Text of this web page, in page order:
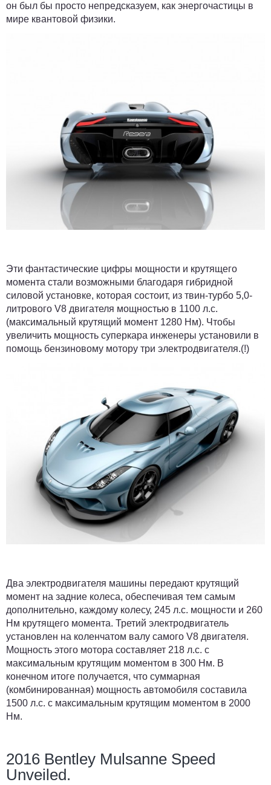
он был бы просто непредсказуем, как энергочастицы в
мире квантовой физики.
Эти фантастические цифры мощности и крутящего
момента стали возможными благодаря гибридной
силовой установке, которая состоит, из твин-турбо 5,0-
литрового V8 двигателя мощностью в 1100 л.с.
(максимальный крутящий момент 1280 Нм). Чтобы
увеличить мощность суперкара инженеры установили в
помощь бензиновому мотору три электродвигателя.(!)
Два электродвигателя машины передают крутящий
момент на задние колеса, обеспечивая тем самым
дополнительно, каждому колесу, 245 л.с. мощности и 260
Нм крутящего момента. Третий электродвигатель
установлен на коленчатом валу самого V8 двигателя.
Мощность этого мотора составляет 218 л.с. с
максимальным крутящим моментом в 300 Нм. В
конечном итоге получается, что суммарная
(комбинированная) мощность автомобиля составила
1500 л.с. с максимальным крутящим моментом в 2000
Нм.
2016 Bentley Mulsanne Speed
Unveiled.